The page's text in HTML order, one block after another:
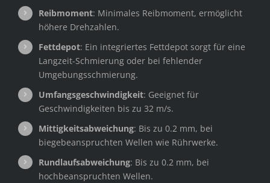
Reibmoment: Minimales Reibmoment, ermöglicht
höhere Drehzahlen.
Fettdepot: Ein integriertes Fettdepot sorgt für eine
Langzeit-Schmierung oder bei fehlender
Umgebungsschmierung.
Umfangsgeschwindigkeit: Geeignet für
Geschwindigkeiten bis zu 32 m/s.
Mittigkeitsabweichung: Bis zu 0.2 mm, bei
biegebeanspruchten Wellen wie Rührwerke.
Rundlaufsabweichung: Bis zu 0.2 mm, bei
hochbeanspruchten Wellen.